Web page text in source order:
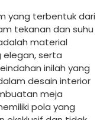
yang terbentuk dari
tekanan dan suhu
material
elegan, serta
inilah yang
desain interior
meja
pola yang